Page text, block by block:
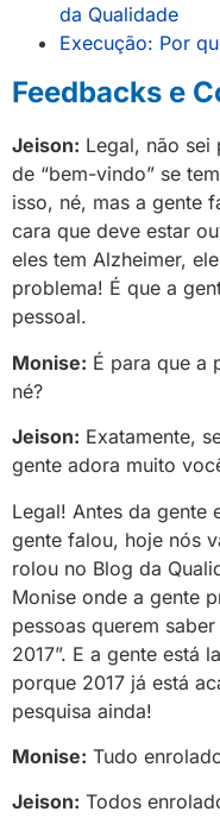
da Qualidade
Execução: Por
Feedbacks e
Jeison: Legal, não sei
de “bem-vindo” se
isso, né, mas a gente
cara que deve estar
eles tem Alzheimer,
problema! É que a
pessoal.
Monise: É para que a
né?
Jeison: Exatamente,
gente adora muito
Legal! Antes da gente
gente falou, hoje nós
rolou no Blog da
Monise onde a gente
pessoas querem
2017”. E a gente está
porque 2017 já está
pesquisa ainda!
Monise: Tudo
Jeison: Todos